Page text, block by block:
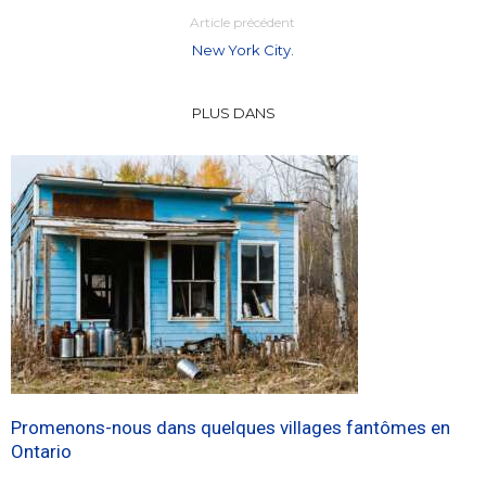
Article précédent
New York City.
PLUS DANS
Promenons-nous dans quelques villages fantômes en
Ontario